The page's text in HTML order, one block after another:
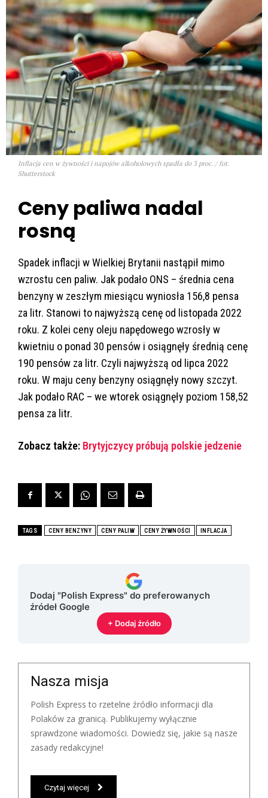
Inflacja cen w żywności i napojów alkoholowych spadła do 3 proc. / fot.
Shutterstock
Ceny paliwa nadal
rosną
Spadek inflacji w Wielkiej Brytanii nastąpił mimo
wzrostu cen paliw. Jak podało ONS – średnia cena
benzyny w zeszłym miesiącu wyniosła 156,8 pensa
za litr. Stanowi to najwyższą cenę od listopada 2022
roku. Z kolei ceny oleju napędowego wzrosły w
kwietniu o ponad 30 pensów i osiągnęły średnią cenę
190 pensów za litr. Czyli najwyższą od lipca 2022
roku. W maju ceny benzyny osiągnęły nowy szczyt.
Jak podało RAC – we wtorek osiągnęły poziom 158,52
pensa za litr.
Zobacz także: Brytyjczycy próbują polskie jedzenie
TAGS CENY BENZYNY CENY PALIW CENY ŻYWNOŚCI INFLACJA
Dodaj "Polish Express" do preferowanych
źródeł Google
+ Dodaj źródło
Nasza misja
Polish Express to rzetelne źródło informacji dla
Polaków za granicą. Publikujemy wyłącznie
sprawdzone wiadomości. Dowiedz się, jakie są nasze
zasady redakcyjne!
Czytaj więcej